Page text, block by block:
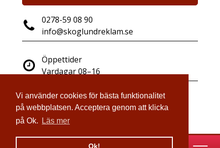
Vi använder cookies för bästa funktionalitet
på webbplatsen. Acceptera genom att klicka
på Ok.
Läs mer
Ok!
0278-59 08 90
info@skoglundreklam.se
Öppettider
Vardagar 08–16
Industrigatan 14
821 41 Bollnäs